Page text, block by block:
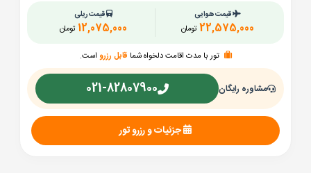
قیمت هوایی
تومان 22,575,000
قیمت ریلی
تومان 12,075,000
تور با مدت اقامت دلخواه شما قابل رزرو است.
مشاوره رایگان 021-82807900
جزئیات و رزرو تور